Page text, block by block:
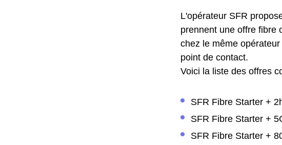
L'opérateur SFR
prennent une offre fibre
chez le même
point de contact.
Voici la liste des offres
SFR Fibre Starter +
SFR Fibre Starter +
SFR Fibre Starter +